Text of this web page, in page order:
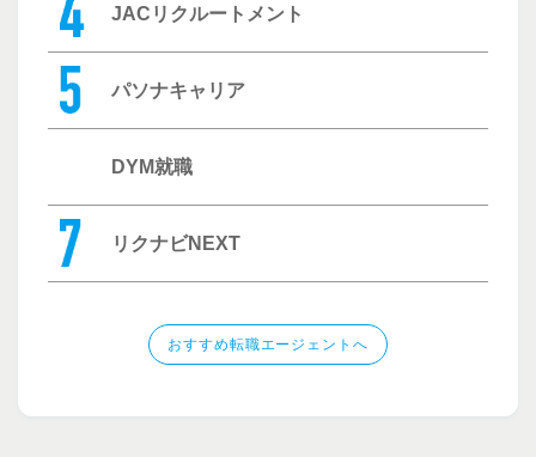
JACリクルートメント
パソナキャリア
DYM就職
リクナビNEXT
おすすめ転職エージェントへ